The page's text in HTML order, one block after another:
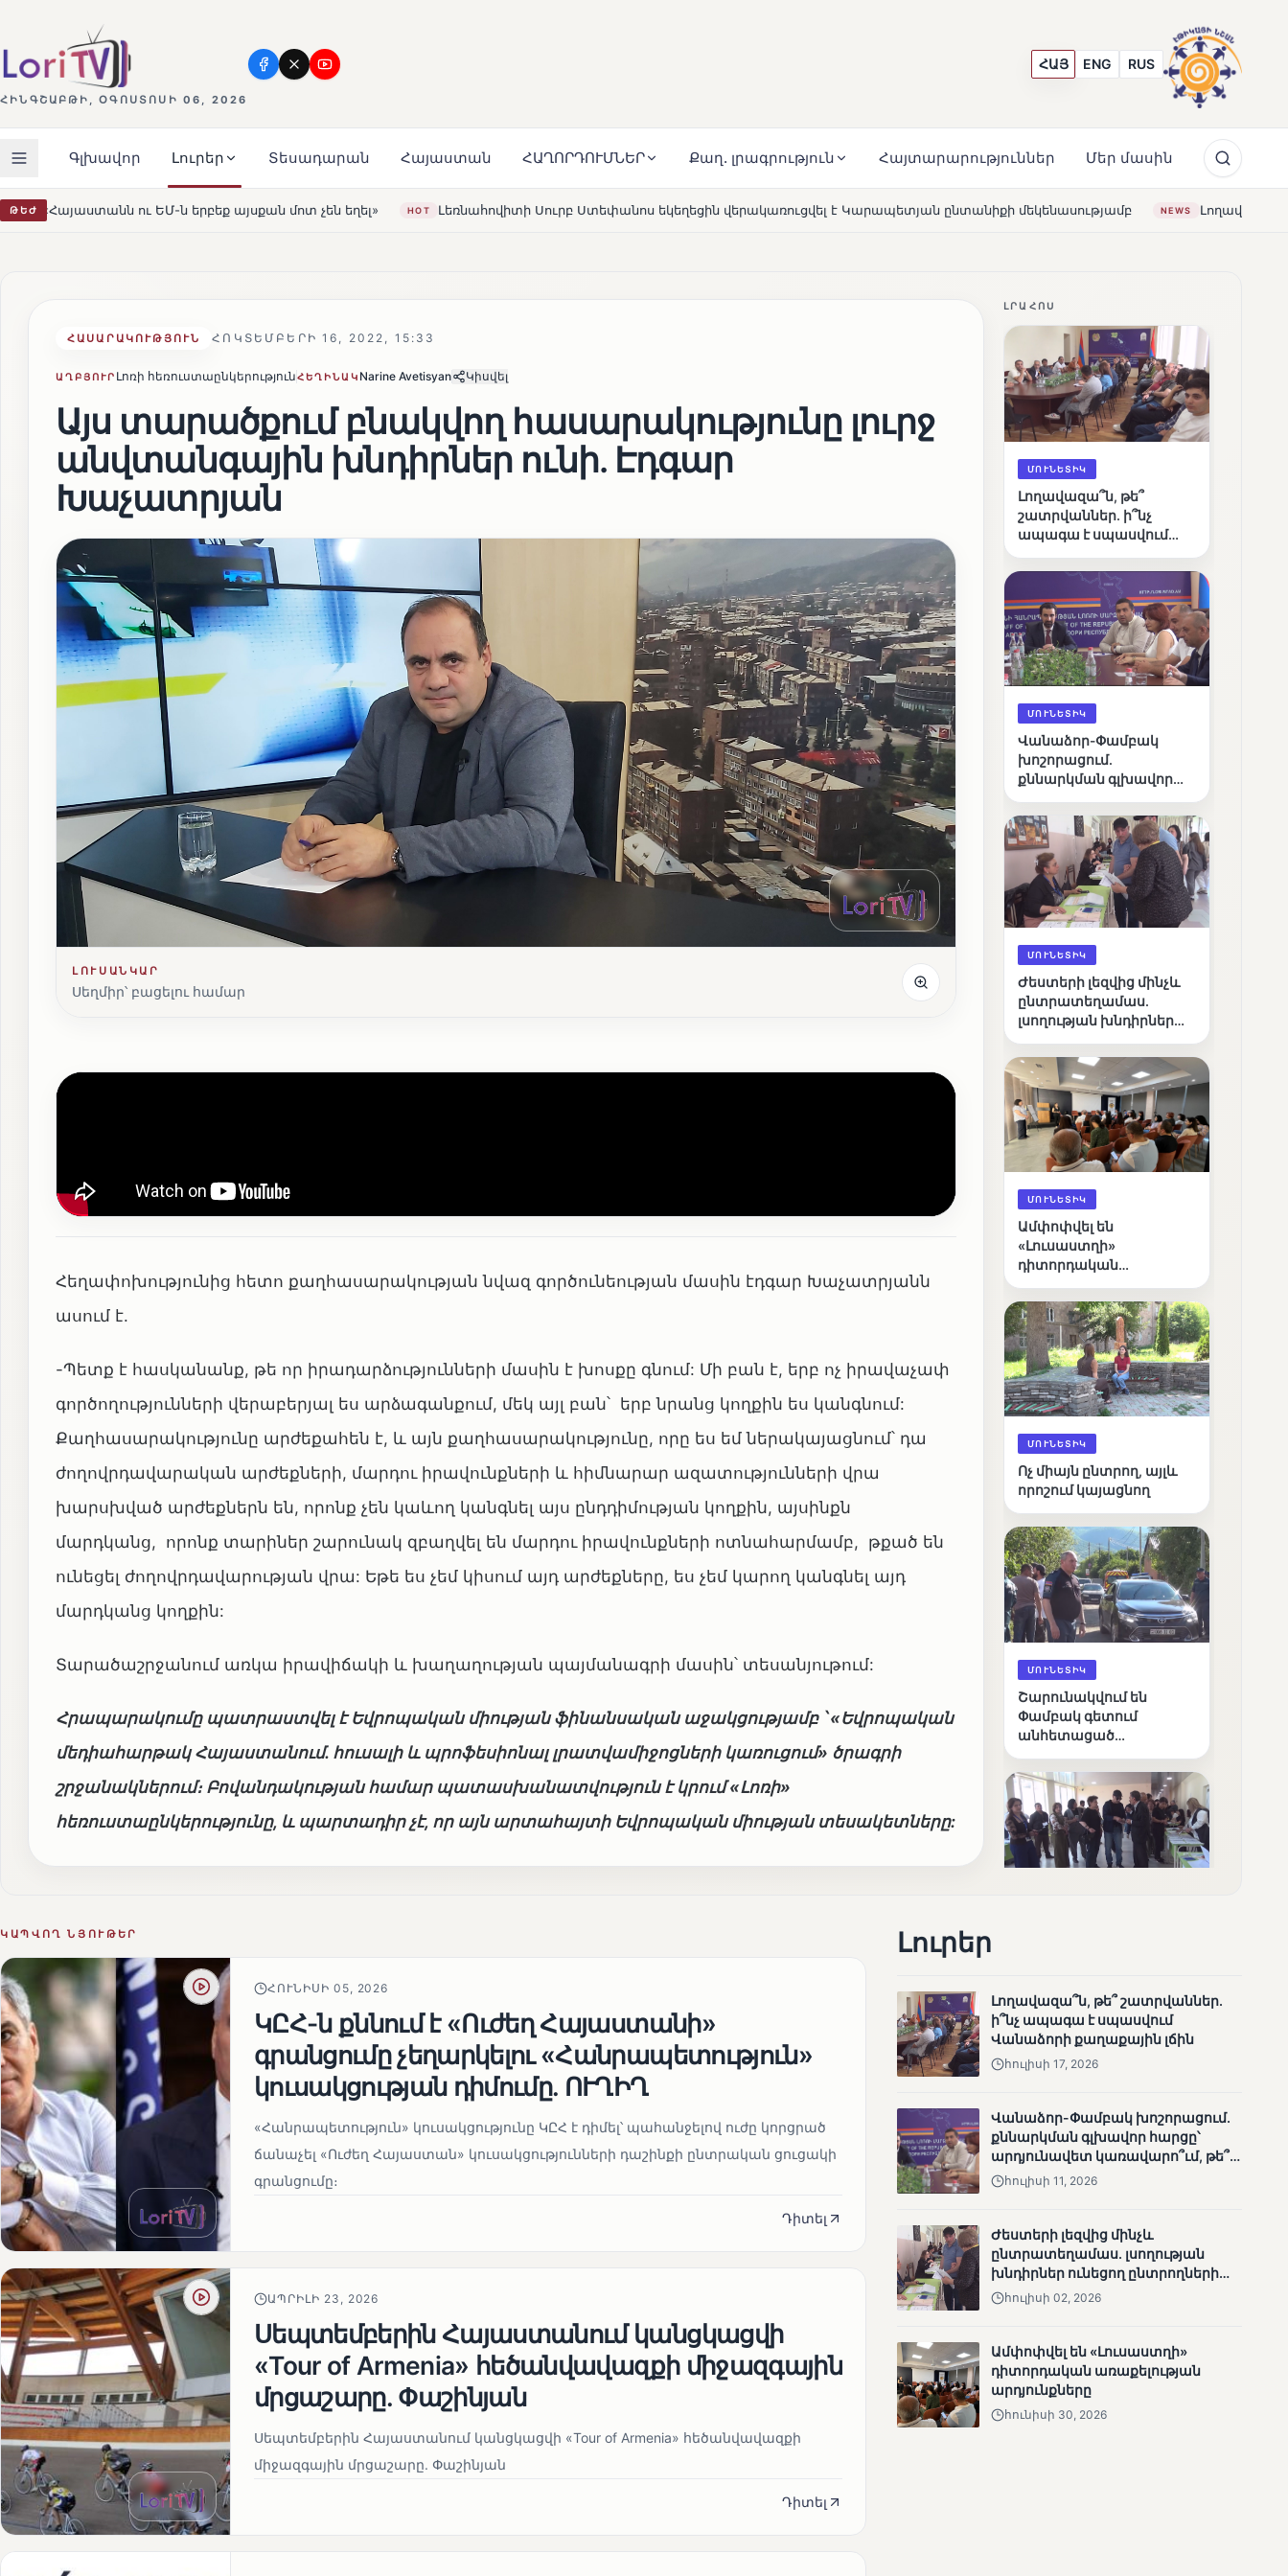
ՀԻՆԳՇԱԲԹԻ, ՕԳՈՍՏՈՍԻ 06, 2026
ՀԱՅ ENG RUS
Գլխավոր Լուրեր Տեսադարան Հայաստան ՀԱՂՈՐԴՈՒՄՆԵՐ Քաղ. լրագրություն Հայտարարություններ Մեր մասին
ԹԵԺ
ն երբեք այսքան մոտ չեն եղել» HOT Լեռնահովիտի Սուրբ Ստեփանոս եկեղեցին վերակառուցվել է Կարապետյան ընտանիքի մեկենասությամբ NEWS Լողավազա՞ն, թե՞ շատրվաններ.
ՀԱՍԱՐԱԿՈՒԹՅՈՒՆ ՀՈԿՏԵՄԲԵՐԻ 16, 2022, 15:33
ԱՂԲՅՈՒՐ Լոռի հեռուստաընկերությունՀԵՂԻՆԱԿ Narine Avetisyan Կիսվել
Այս տարածքում բնակվող հասարակությունը լուրջ
անվտանգային խնդիրներ ունի. Էդգար
Խաչատրյան
ԼՈՒՍԱՆԿԱՐ
Սեղմիր՝ բացելու համար
Հեղափոխությունից հետո քաղհասարակության նվազ գործունեության մասին էդգար Խաչատրյանն
ասում է.
-Պետք է հասկանանք, թե որ իրադարձությունների մասին է խոսքը գնում: Մի բան է, երբ ոչ իրավաչափ
գործողությունների վերաբերյալ ես արձագանքում, մեկ այլ բան՝ երբ նրանց կողքին ես կանգնում:
Քաղհասարակությունը արժեքահեն է, և այն քաղհասարակությունը, որը ես եմ ներակայացնում՝ դա
ժողովրդավարական արժեքների, մարդու իրավունքների և հիմնարար ազատությունների վրա
խարսխված արժեքներն են, որոնք չեն կաևող կանգնել այս ընդդիմության կողքին, այսինքն
մարդկանց, որոնք տարիներ շարունակ զբաղվել են մարդու իրավունքների ոտնահարմամբ, թքած են
ունեցել ժողովրդավարության վրա: Եթե ես չեմ կիսում այդ արժեքները, ես չեմ կարող կանգնել այդ
մարդկանց կողքին:
Տարածաշրջանում առկա իրավիճակի և խաղաղության պայմանագրի մասին՝ տեսանյութում:
Հրապարակումը պատրաստվել է Եվրոպական միության ֆինանսական աջակցությամբ ՝ «Եվրոպական
մեդիահարթակ Հայաստանում. հուսալի և պրոֆեսիոնալ լրատվամիջոցների կառուցում» ծրագրի
շրջանակներում։ Բովանդակության համար պատասխանատվություն է կրում «Լոռի»
հեռուստաընկերությունը, և պարտադիր չէ, որ այն արտահայտի Եվրոպական միության տեսակետները:
ԼՐԱՀՈՍ
ՄՈՒՆԵՏԻԿ
Լողավազա՞ն, թե՞
շատրվաններ. ի՞նչ
ապագա է սպասվում
լճին
ՄՈՒՆԵՏԻԿ
Վանաձոր-Փամբակ
խոշորացում.
քննարկման գլխավոր
կառավարո՞ւմ, թե՞
քաղաքական նպատակ
ՄՈՒՆԵՏԻԿ
Ժեստերի լեզվից մինչև
ընտրատեղամաս.
լսողության խնդիրներ
ճանապարհը
ՄՈՒՆԵՏԻԿ
Ամփոփվել են
«Լուսաստղի»
դիտորդական
արդյունքները
ՄՈՒՆԵՏԻԿ
Ոչ միայն ընտրող, այլև
որոշում կայացնող
ՄՈՒՆԵՏԻԿ
Շարունակվում են
Փամբակ գետում
անհետացած
որոնողական
աշխատանքները
«Լուսաստղի»
դիտորդական
առաքելության
արդյունքները
ՄՈՒՆԵՏԻԿ
Մատչելի
ձեռքբերումներ և
բացթողումներ
ԿԱՊՎՈՂ ՆՅՈՒԹԵՐ
ՀՈՒՆԻՍԻ 05, 2026
ԿԸՀ-ն քննում է «Ուժեղ Հայաստանի»
գրանցումը չեղարկելու «Հանրապետություն»
կուսակցության դիմումը. ՈՒՂԻՂ
«Հանրապետություն» կուսակցությունը ԿԸՀ է դիմել՝ պահանջելով ուժը կորցրած
ճանաչել «Ուժեղ Հայաստան» կուսակցությունների դաշինքի ընտրական ցուցակի
գրանցումը։
Դիտել
ԱՊՐԻԼԻ 23, 2026
Սեպտեմբերին Հայաստանում կանցկացվի
«Tour of Armenia» հեծանվավազքի միջազգային
մրցաշարը. Փաշինյան
Սեպտեմբերին Հայաստանում կանցկացվի «Tour of Armenia» հեծանվավազքի
միջազգային մրցաշարը. Փաշինյան
Դիտել
Լուրեր
Լողավազա՞ն, թե՞ շատրվաններ.
ի՞նչ ապագա է սպասվում
Վանաձորի քաղաքային լճին
հուլիսի 17, 2026
Վանաձոր-Փամբակ խոշորացում.
քննարկման գլխավոր հարցը՝
արդյունավետ կառավարո՞ւմ, թե՞
քաղաքական նպատակ
հուլիսի 11, 2026
Ժեստերի լեզվից մինչև
ընտրատեղամաս. լսողության
խնդիրներ ունեցող ընտրողների
ճանապարհը
հուլիսի 02, 2026
Ամփոփվել են «Լուսաստղի»
դիտորդական առաքելության
արդյունքները
հունիսի 30, 2026